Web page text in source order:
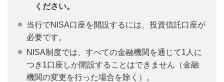
ください。
当行でNISA口座を開設するには、投資信託口座が
必要です。
NISA制度では、すべての金融機関を通じて1人に
つき1口座しか開設することはできません（金融
機関の変更を行った場合を除く）。